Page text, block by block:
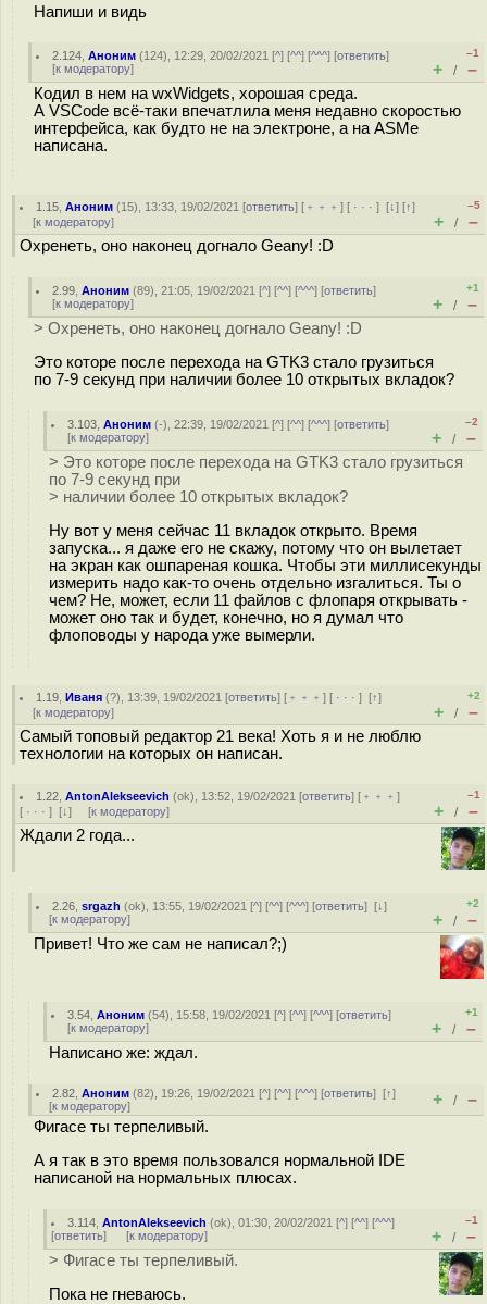
Напиши и видь
2.124 ,Аноним (124), 12:29, 20/02/2021 [^] [^^] [^^^] [ответить]
[к модератору]
–1
+ / –
Кодил в нем на wxWidgets, хорошая среда.
А VSCode всё-таки впечатлила меня недавно скоростью
интерфейса, как будто не на электроне, а на ASMе
написана.
1.15 ,Аноним (15), 13:33, 19/02/2021 [ответить] [ ﹢﹢﹢] [ · · ·][↓] [↑]
[к модератору]
–5
+ / –
Охренеть, оно наконец догнало Geany! :D
2.99 ,Аноним (89), 21:05, 19/02/2021 [^] [^^] [^^^] [ответить]
[к модератору]
+1
+ / –
> Охренеть, оно наконец догнало Geany! :D
Это которе после перехода на GTK3 стало грузиться
по 7-9 секунд при наличии более 10 открытых вкладок?
3.103 ,Аноним (-), 22:39, 19/02/2021 [^] [^^] [^^^] [ответить]
[к модератору]
–2
+ / –
> Это которе после перехода на GTK3 стало грузиться
по 7-9 секунд при
> наличии более 10 открытых вкладок?
Ну вот у меня сейчас 11 вкладок открыто. Время
запуска... я даже его не скажу, потому что он вылетает
на экран как ошпареная кошка. Чтобы эти миллисекунды
измерить надо как-то очень отдельно изгалиться. Ты о
чем? Не, может, если 11 файлов с флопаря открывать -
может оно так и будет, конечно, но я думал что
флоповоды у народа уже вымерли.
1.19 ,Иваня (?), 13:39, 19/02/2021 [ответить] [ ﹢﹢﹢] [ · · ·][↑]
[к модератору]
+2
+ / –
Самый топовый редактор 21 века! Хоть я и не люблю
технологии на которых он написан.
1.22 ,AntonAlekseevich (ok), 13:52, 19/02/2021 [ответить] [ ﹢﹢﹢]
[ · · · ] [↓] [к модератору]
–1
+ / –
Ждали 2 года...
2.26 ,srgazh (ok), 13:55, 19/02/2021 [^] [^^] [^^^] [ответить][↓]
[к модератору]
+2
+ / –
Привет! Что же сам не написал?;)
3.54 ,Аноним (54), 15:58, 19/02/2021 [^] [^^] [^^^] [ответить]
[к модератору]
+1
+ / –
Написано же: ждал.
2.82 ,Аноним (82), 19:26, 19/02/2021 [^] [^^] [^^^] [ответить][↑]
[к модератору] + / –
Фигасе ты терпеливый.
А я так в это время пользовался нормальной IDE
написаной на нормальных плюсах.
3.114 ,AntonAlekseevich (ok), 01:30, 20/02/2021 [^] [^^] [^^^]
[ответить] [к модератору]
–1
+ / –
> Фигасе ты терпеливый.
Пока не гневаюсь.